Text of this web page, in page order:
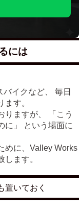
には
イクなど、 毎日
す。
りますが、 「こう
に」 という場面に
めに、Valley Works
ます。
置いておく